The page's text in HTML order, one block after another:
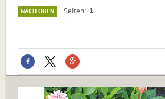
NACH OBEN Seiten 1